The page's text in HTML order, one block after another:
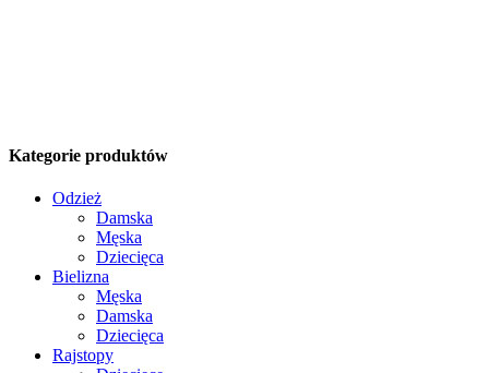
Kategorie produktów
Odzież
Damska
Męska
Dziecięca
Bielizna
Męska
Damska
Dziecięca
Rajstopy